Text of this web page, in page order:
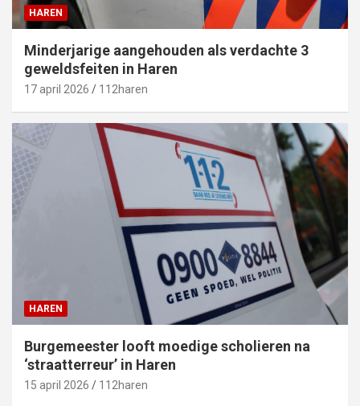
HAREN
Minderjarige aangehouden als verdachte 3
geweldsfeiten in Haren
17 april 2026 112haren
HAREN
Burgemeester looft moedige scholieren na
‘straatterreur’ in Haren
15 april 2026 112haren